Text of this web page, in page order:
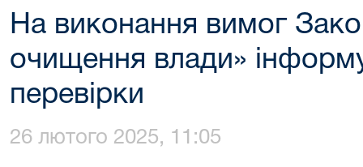
На виконання вимог
очищення влади»
перевірки
26 лютого 2025, 11:05